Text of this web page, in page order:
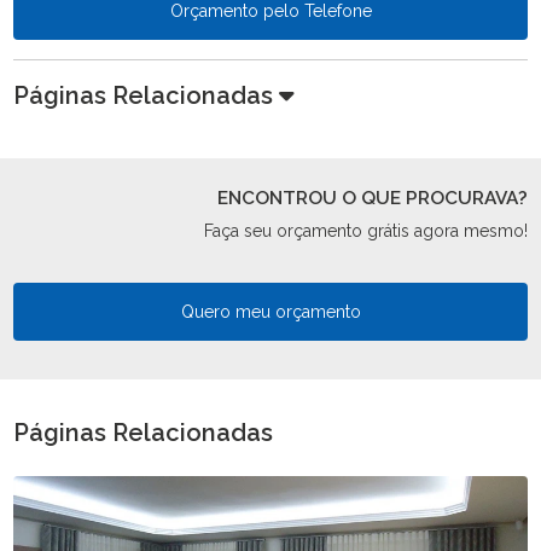
Orçamento pelo Telefone
Páginas Relacionadas
ENCONTROU O QUE PROCURAVA?
Faça seu orçamento grátis agora mesmo!
Quero meu orçamento
Páginas Relacionadas